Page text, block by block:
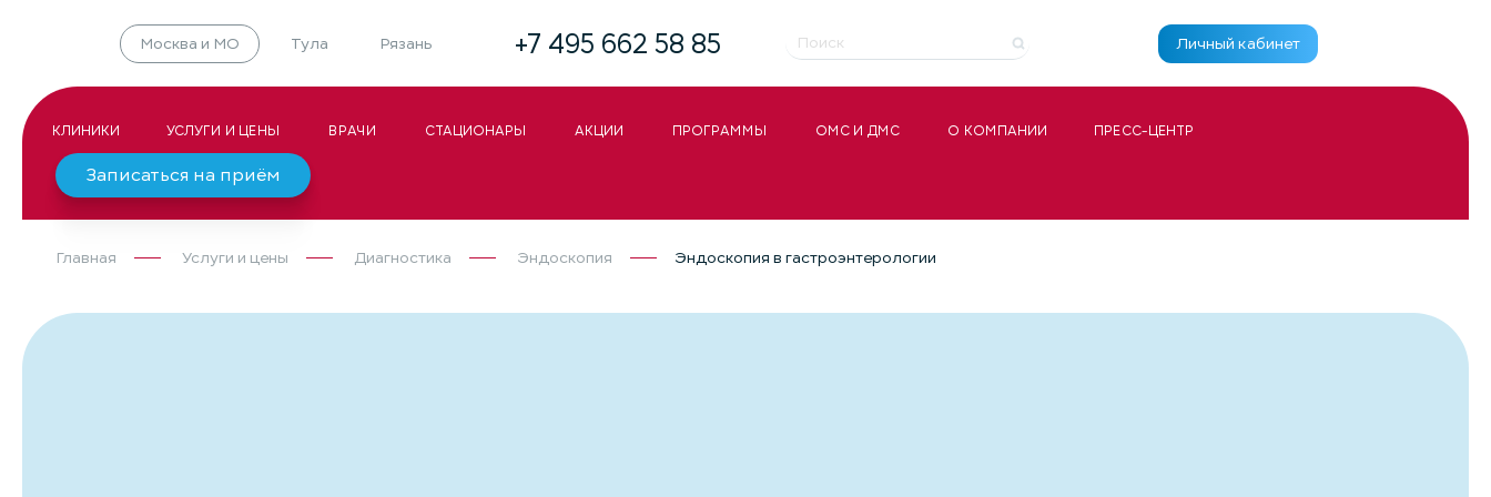
Москва и МО Тула Рязань +7 495 662 58 85 Личный кабинет
КЛИНИКИ УСЛУГИ И ЦЕНЫ ВРАЧИ СТАЦИОНАРЫ АКЦИИ ПРОГРАММЫ ОМС И ДМС О КОМПАНИИ ПРЕСС-ЦЕНТР
Записаться на приём
Главная Услуги и цены Диагностика Эндоскопия Эндоскопия в гастроэнтерологии